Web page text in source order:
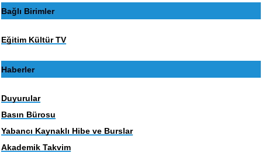
Bağlı Birimler
Eğitim Kültür TV
Haberler
Duyurular
Basın Bürosu
Yabancı Kaynaklı Hibe ve Burslar
Akademik Takvim